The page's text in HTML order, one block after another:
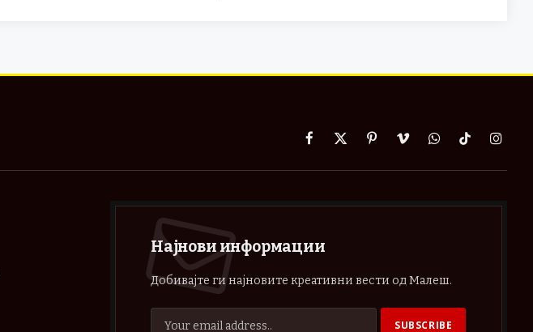
Facebook
X
PinterestVimeoWhatsApp
TikTok
Најнови информации
Добивајте ги најновите креативни вести од Малеш.